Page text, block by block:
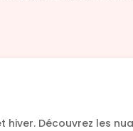
Découvrez les